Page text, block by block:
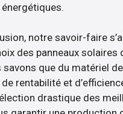
notre savoir-faire
des panneaux solaires
que du matériel
rentabilité et
drastique des